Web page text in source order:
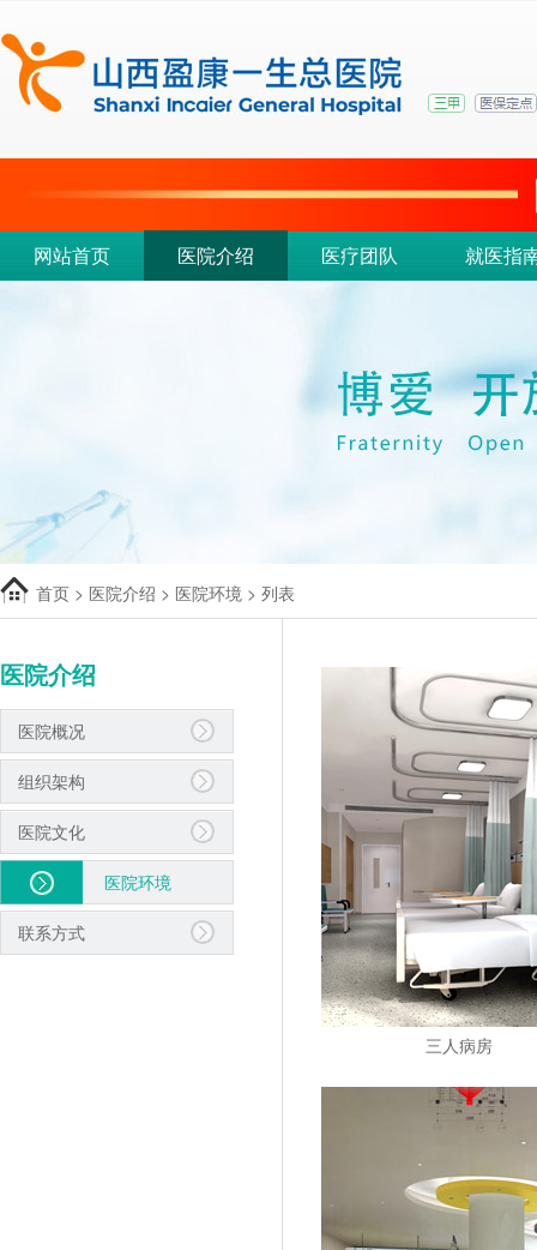
网站首页 医院介绍 医疗团队 就医指
首页 > 医院介绍 > 医院环境 > 列表
医院介绍
医院概况
组织架构
医院文化
医院环境
联系方式
三人病房